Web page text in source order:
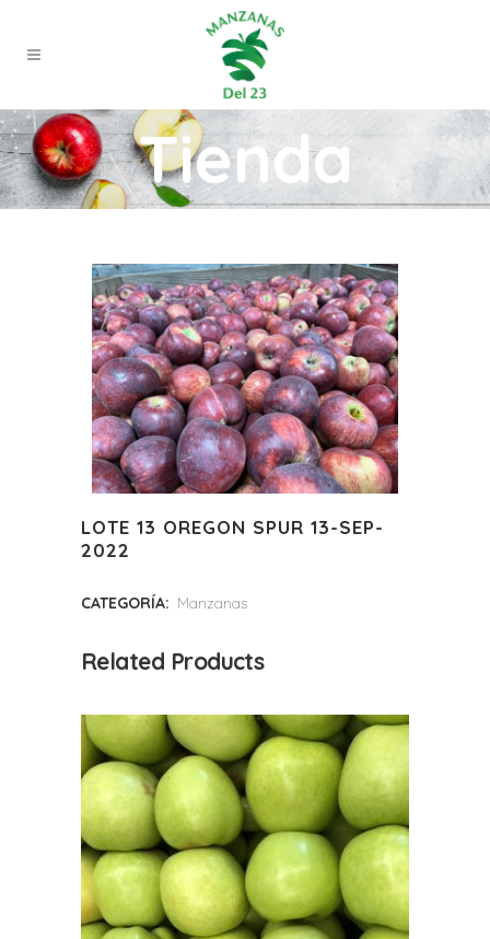
Tienda
LOTE 13 OREGON SPUR 13-SEP-
2022
CATEGORÍA: Manzanas
Related Products